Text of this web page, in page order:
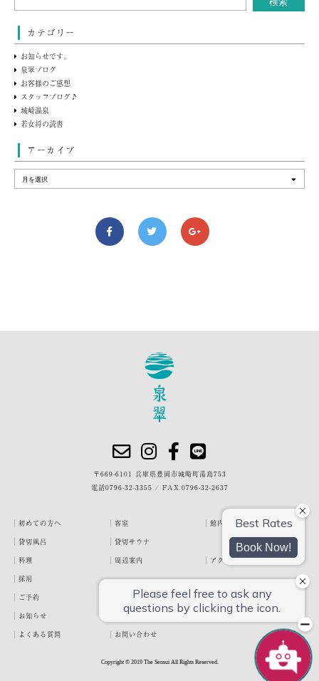
カテゴリー
お知らせです。
泉翠ブログ
お客様のご感想
スタッフブログ♪
城崎温泉
若女将の読書
アーカイブ
〒669-6101 兵庫県豊岡市城崎町湯島753
電話0796-32-3355 / FAX.0796-32-2637
初めての方へ 客室
館内・施設
貸切風呂
貸切サウナ
料理
周辺案内
アクセス
採用
ご予約
宿泊約款
プライバシーポリシー
お知らせ
お客様の声
泉翠ブログ
よくある質問
お問い合わせ
Copyright © 2019 The Sensui All Rights Reserved.